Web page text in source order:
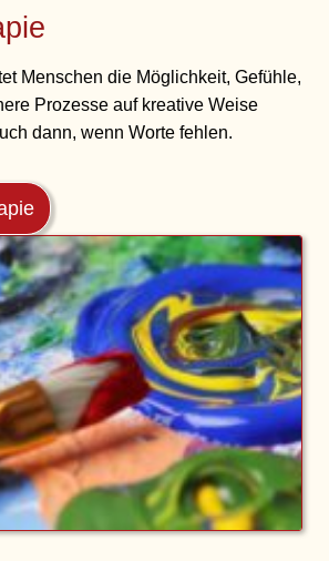
Menschen die Möglichkeit, Gefühle,
Prozesse auf kreative Weise
dann, wenn Worte fehlen.